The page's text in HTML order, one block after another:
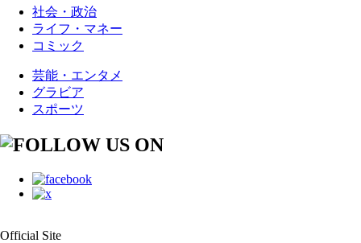
社会・政治
ライフ・マネー
コミック
芸能・エンタメ
グラビア
スポーツ
Official Site